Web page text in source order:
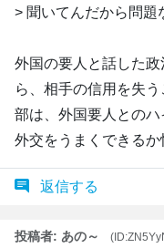
> 聞いてんだから問題
外国の要人と話した
ら、相手の信用を失
部は、外国要人とのハ
外交をうまくできるか
返信する
投稿者: あの～